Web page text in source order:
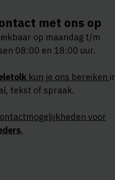
met ons op
op maandag t/m
08:00 en 18:00 uur.
kun je ons bereiken
tekst of spraak.
voor
.